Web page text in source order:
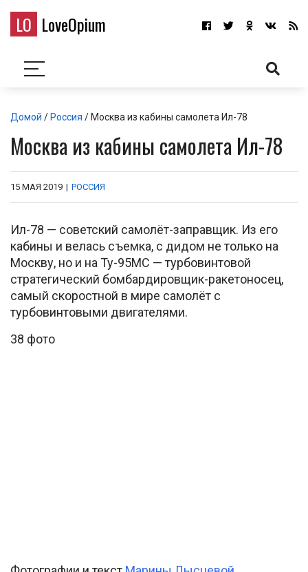
LO LoveOpium
Домой / Россия / Москва из кабины самолета Ил-78
Москва из кабины самолета Ил-78
15 МАЯ 2019 | РОССИЯ
Ил-78 — советский самолёт-заправщик. Из его
кабины и велась съемка, с дидом не только на
Москву, но и на Ту-95МС — турбовинтовой
стратегический бомбардировщик-ракетоносец,
самый скоростной в мире самолёт с
турбовинтовыми двигателями.
38 фото